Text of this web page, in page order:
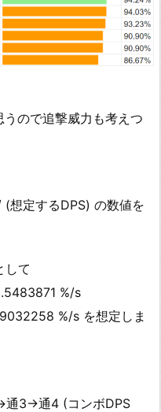
ので追撃威力も考えつ
想定するDPS) の数値を
して
%/s
%/s を想定しま
通3→通4 (コンボDPS